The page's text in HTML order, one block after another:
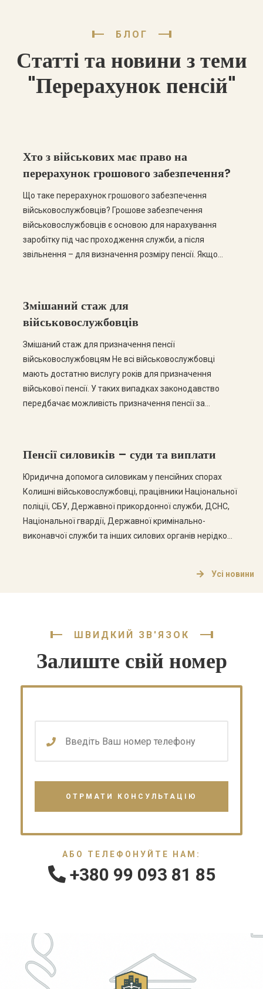
БЛОГ
Статті та новини з теми
"Перерахунок пенсій"
Хто з військових має право на
перерахунок грошового забезпечення?
Що таке перерахунок грошового забезпечення
військовослужбовців? Грошове забезпечення
військовослужбовців є основою для нарахування
заробітку під час проходження служби, а після
звільнення – для визначення розміру пенсії. Якщо
перерахунку. Перерахунок може стосуватися як діючих
військовослужбовців, так і осіб, звільнених […]
Змішаний стаж для
військовослужбовців
Змішаний стаж для призначення пенсії
військовослужбовцям Не всі військовослужбовці
мають достатню вислугу років для призначення
військової пенсії. У таких випадках законодавство
передбачає можливість призначення пенсії за
Пенсійний фонд або уповноважені органи нерідко
відмовляють […]
Пенсії силовиків – суди та виплати
Юридична допомога силовикам у пенсійних спорах
Колишні військовослужбовці, працівники Національної
поліції, СБУ, Державної прикордонної служби, ДСНС,
Національної гвардії, Державної кримінально-
виконавчої служби та інших силових органів нерідко
перерахунку пенсії, обмеження її максимального
Усі новини
ШВИДКИЙ ЗВ'ЯЗОК
Залиште свій номер
АБО ТЕЛЕФОНУЙТЕ НАМ:
+380 99 093 81 85